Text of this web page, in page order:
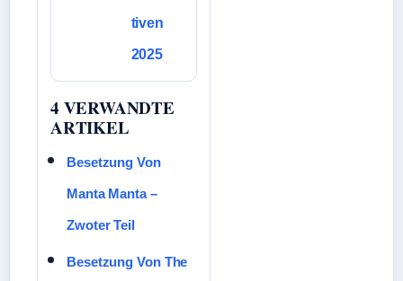
tiven
2025
4 VERWANDTE
ARTIKEL
Besetzung Von
Manta Manta –
Zwoter Teil
Besetzung Von The